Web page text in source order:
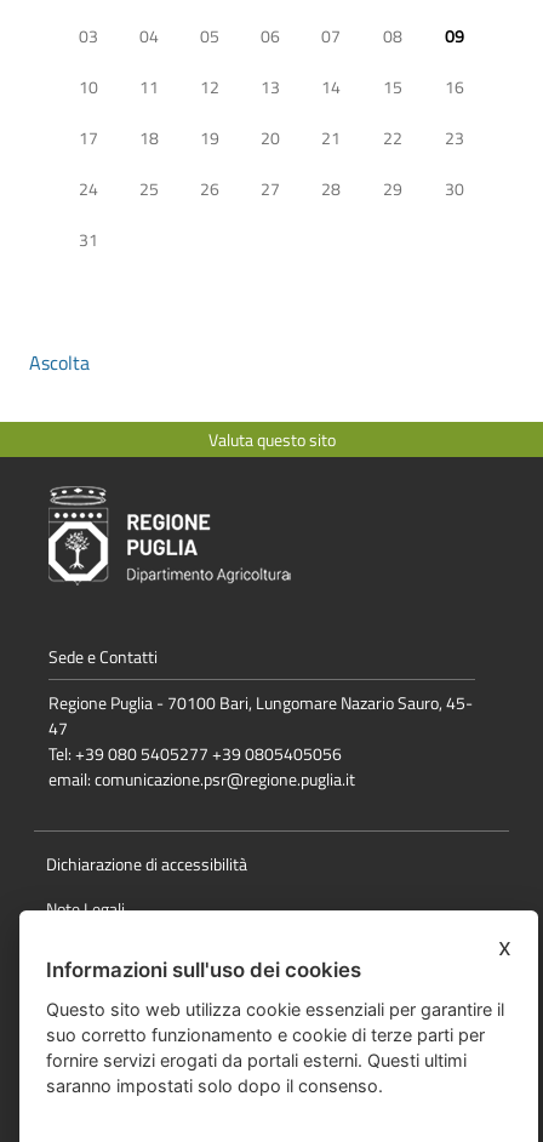
03
04 05 06 07 08
09
10
11 12 13 14 15
16
17
18 19 20 21 22
23
24
25 26 27 28 29
30
31
Ascolta
Valuta questo sito
Sede e Contatti
Regione Puglia - 70100 Bari, Lungomare Nazario Sauro, 45-
47
Tel: +39 080 5405277 +39 0805405056
email:comunicazione.psr@regione.puglia.it
Dichiarazione di accessibilità
Note Legali
Responsabile della pubblicazione
Mappa del sito
x
Informazioni sull'uso dei cookies
Questo sito web utilizza cookie essenziali per garantire il
suo corretto funzionamento e cookie di terze parti per
fornire servizi erogati da portali esterni. Questi ultimi
saranno impostati solo dopo il consenso.